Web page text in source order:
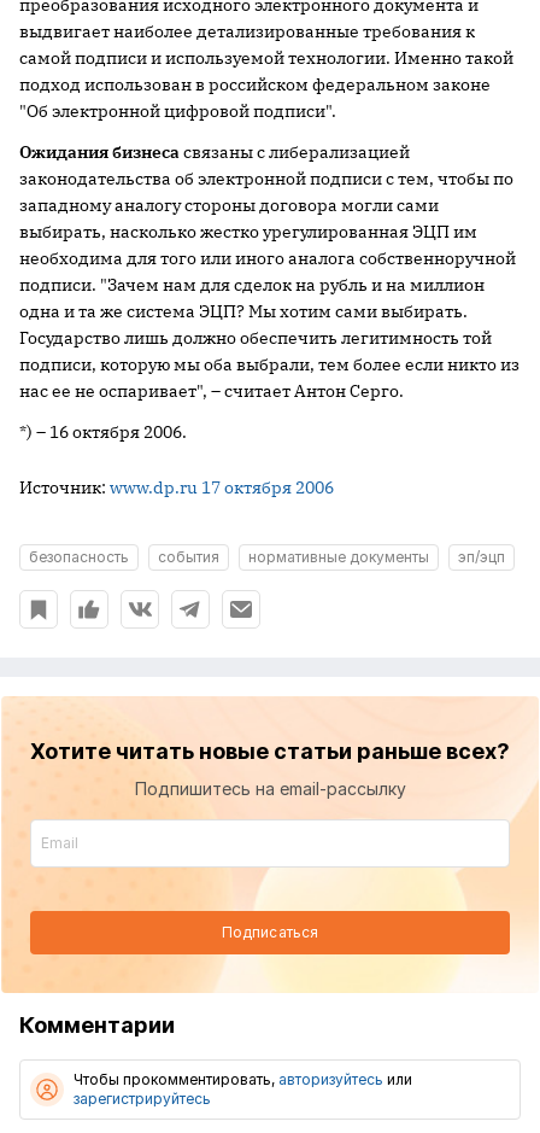
преобразования исходного электронного документа и
выдвигает наиболее детализированные требования к
самой подписи и используемой технологии. Именно такой
подход использован в российском федеральном законе
"Об электронной цифровой подписи".
Ожидания бизнесасвязаны с либерализацией
законодательства об электронной подписи с тем, чтобы по
западному аналогу стороны договора могли сами
выбирать, насколько жестко урегулированная ЭЦП им
необходима для того или иного аналога собственноручной
подписи. "Зачем нам для сделок на рубль и на миллион
одна и та же система ЭЦП? Мы хотим сами выбирать.
Государство лишь должно обеспечить легитимность той
подписи, которую мы оба выбрали, тем более если никто из
нас ее не оспаривает", – считает Антон Серго.
*) – 16 октября 2006.
Источник: www.dp.ru 17 октября 2006
безопасность события нормативные документы эп/эцп
Хотите читать новые статьи раньше всех?
Подпишитесь на email-рассылку
Подписаться
Комментарии
Чтобы прокомментировать, авторизуйтесь или
зарегистрируйтесь